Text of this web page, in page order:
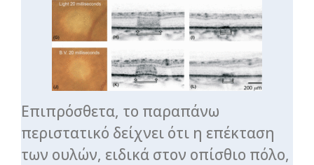
Επιπρόσθετα, το παραπάνω
περιστατικό δείχνει ότι η επέκταση
των ουλών, ειδικά στον οπίσθιο πόλο,